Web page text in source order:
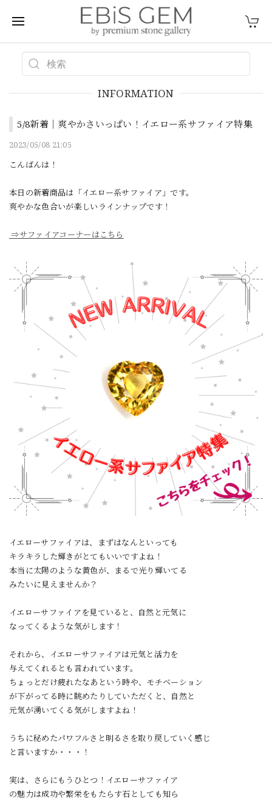
INFORMATION
5/8新着｜爽やかさいっぱい！イエロー系サファイア特集
2023/05/08 21:05
こんばんは！
本日の新着商品は「イエロー系サファイア」です。
爽やかな色合いが楽しいラインナップです！
⇒サファイアコーナーはこちら
イエローサファイアは、まずはなんといっても
キラキラした輝きがとてもいいですよね！
本当に太陽のような黄色が、まるで光り輝いてる
みたいに見えませんか？
イエローサファイアを見ていると、自然と元気に
なってくるような気がします！
それから、イエローサファイアは元気と活力を
与えてくれるとも言われています。
ちょっとだけ疲れたなあという時や、モチベーション
が下がってる時に眺めたりしていただくと、自然と
元気が湧いてくる気がしますよね！
うちに秘めたパワフルさと明るさを取り戻していく感じ
と言いますか・・・！
実は、さらにもうひとつ！イエローサファイア
の魅力は成功や繁栄をもたらす石としても知ら